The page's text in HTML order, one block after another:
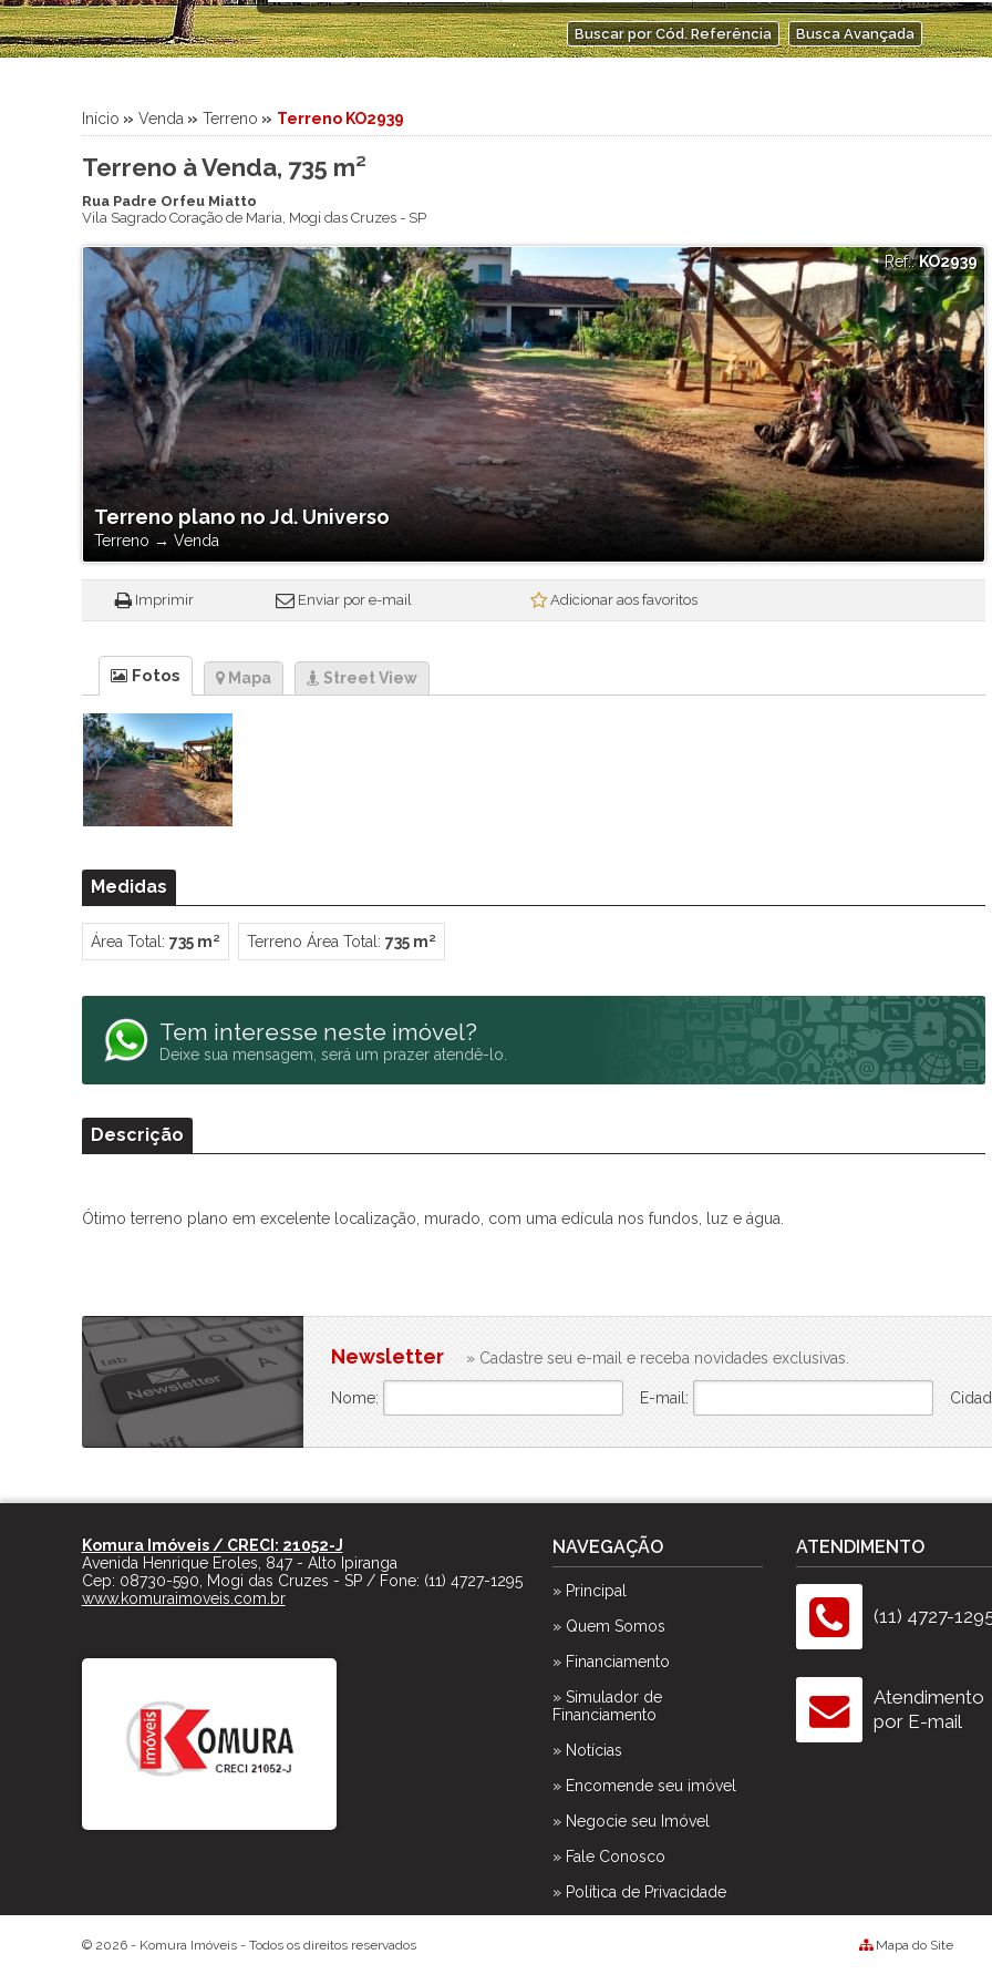
Sítio
Sobrado
Terreno em Condomínio
Condominio Privilege
Condomínio Real Park Vila Oliveira
Helbor Life Club Patteo Mogilar
Helbor Majestic
Helbor Spazio Club
Helbor Varandas Ipoema
Lumiere Lifetime Home
Matisse
Milenium 1
Milennium II
Milennium III
Mogi Plaza
Mosaico da Serra
Mosaico Essence
Mosaico Horizontes
Summer Sun
Tulum
Vivance
Buscar por Cód. Referência Busca Avançada
Início » Venda » Terreno » Terreno KO2939
Terreno à Venda, 735 m²
Rua Padre Orfeu Miatto
Vila Sagrado Coração de Maria, Mogi das Cruzes- SP
Terreno plano no Jd. Universo
Terreno → Venda
Ref.:KO2939
Imprimir Enviar por e-mail Adicionar aos favoritos
Fotos Mapa Street View
Medidas
Área Total: 735 m² Terreno Área Total: 735 m²
Tem interesse neste imóvel?
Deixe sua mensagem, será um prazer atendê-lo.
Descrição
Ótimo terreno plano em excelente localização, murado, com uma edícula nos fundos, luz e água.
Newsletter » Cadastre seu e-mail e receba novidades exclusivas.
Nome: E-mail:
Komura Imóveis / CRECI: 21052-J
Avenida Henrique Eroles, 847 - Alto Ipiranga
Cep: 08730-590 Mogi das Cruzes - SP/ Fone: (11) 4727-1295
www.komuraimoveis.com.br
NAVEGAÇÃO
» Principal
» Quem Somos
» Financiamento
» Simulador de
Financiamento
» Notícias
» Encomende seu imóvel
» Negocie seu Imóvel
» Fale Conosco
» Política de Privacidade
ATENDIMENTO
(11) 4727-
Atendimento
por E-mail
© 2026 - Komura Imóveis- Todos os direitos reservados Mapa do Site